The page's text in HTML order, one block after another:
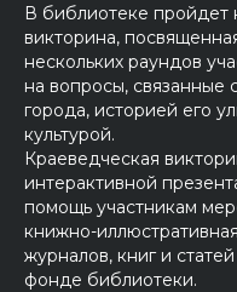
В библиотеке пройдет
викторина,
нескольких раундов
на вопросы, связанные
города, историей его
культурой.
Краеведческая
интерактивной
помощь участникам
книжно-
журналов, книг и
фонде библиотеки.